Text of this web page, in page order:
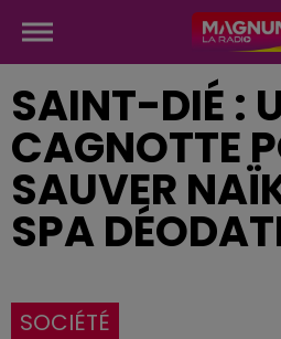
SAINT-DIÉ :
CAGNOTTE
SAUVER
SPA
SOCIÉTÉ